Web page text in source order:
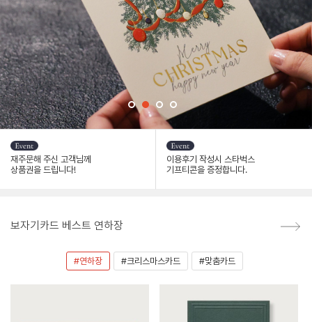
재주문해 주신 고객님께
상품권을 드립니다!
이용후기 작성시 스타벅스
기프티콘을 증정합니다.
보자기카드 베스트 연하장
#연하장 #크리스마스카드 #맞춤카드